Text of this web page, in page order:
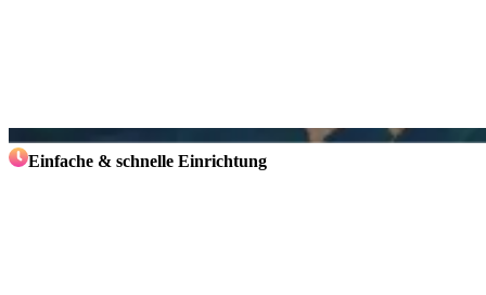
Einfache & schnelle Einrichtung